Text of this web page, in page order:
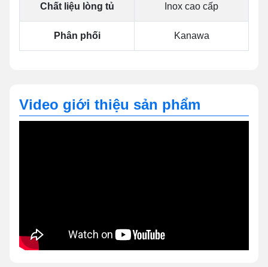
Chất liệu lòng tủ Inox cao cấp
Phân phối Kanawa
Video giới thiệu sản phẩm